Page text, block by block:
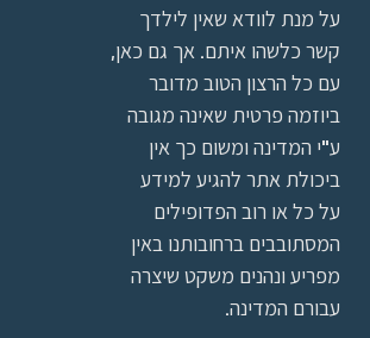
על מנת לוודא שאין לילדך
קשר כלשהו איתם. אך גם כאן,
עם כל הרצון הטוב מדובר
ביוזמה פרטית שאינה מגובה
ע"י המדינה ומשום כך אין
ביכולת אתר להגיע למידע
על כל או רוב הפדופילים
המסתובבים ברחובותנו באין
מפריע ונהנים משקט שיצרה
עבורם המדינה.